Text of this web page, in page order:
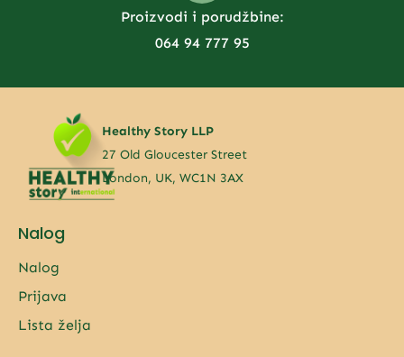
Proizvodi i porudžbine:
064 94 777 95
Healthy Story LLP
27 Old Gloucester Street
London, UK, WC1N 3AX
Nalog
Nalog
Prijava
Lista želja